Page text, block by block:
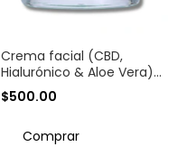
Crema facial (CBD,
Hialurónico & Aloe Vera)
Combate el Estrés
Oxidativo y la
$500.00